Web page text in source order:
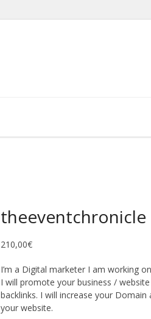
theeventchronicle
210,00€
I’m a Digital marketer I am working
I will promote your business /
backlinks. I will increase your
your website.